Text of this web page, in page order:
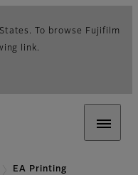
To browse Fujifilm
link.
EA Printing